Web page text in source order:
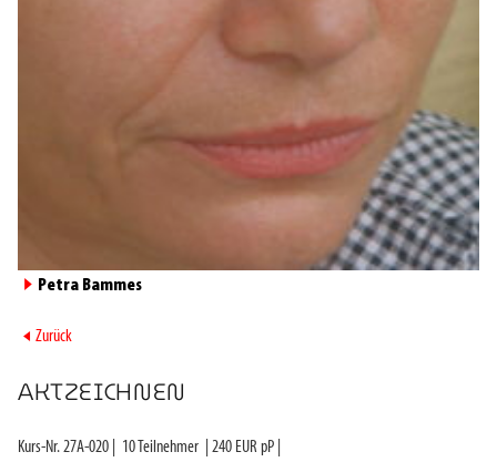
► Petra Bammes
► Zurück
AKTZEICHNEN
Kurs-Nr.27A-020 10 Teilnehmer 240 EUR pP |